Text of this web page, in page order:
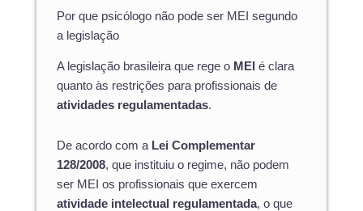
Por que psicólogo não pode ser MEI segundo
a legislação
A legislação brasileira que rege o MEI é clara
quanto às restrições para profissionais de
atividades regulamentadas.
De acordo com a Lei Complementar
128/2008, que instituiu o regime, não podem
ser MEI os profissionais que exercem
atividade intelectual regulamentada, o que